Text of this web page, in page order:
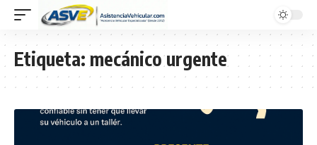
Etiqueta:mecánico urgente